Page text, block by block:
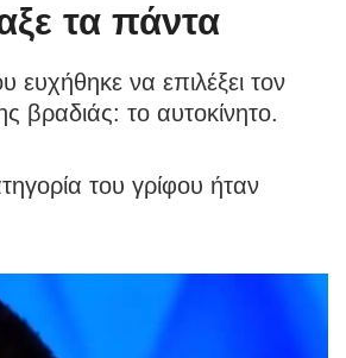
τα πάντα
ευχήθηκε να επιλέξει τον
βραδιάς: το αυτοκίνητο.
του γρίφου ήταν